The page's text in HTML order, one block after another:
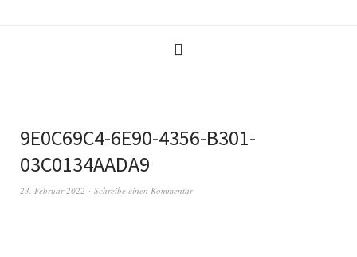
9E0C69C4-6E90-4356-B301-
03C0134AADA9
23. Februar 2022 Schreibe einen Kommentar